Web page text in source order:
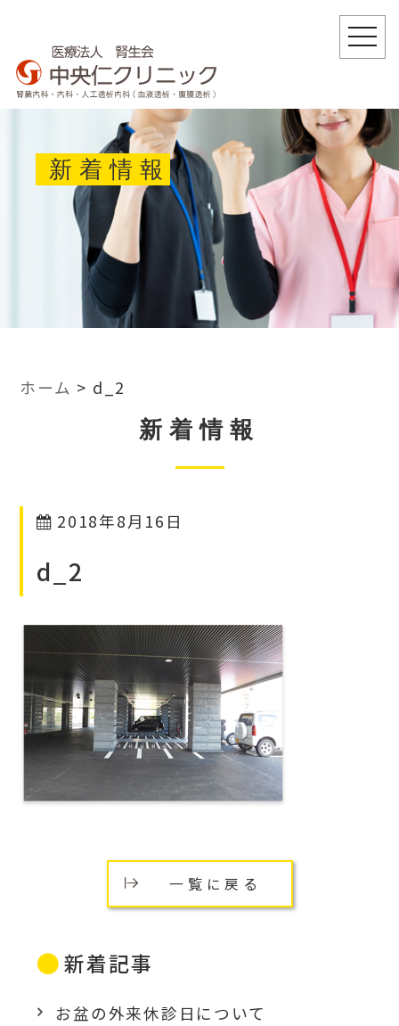
新着情報
ホーム > d_2
新着情報
2018年8月16日
d_2
一覧に戻る
新着記事
お盆の外来休診日について